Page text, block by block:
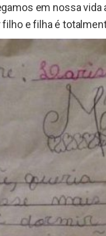
em nossa vida
e filha é